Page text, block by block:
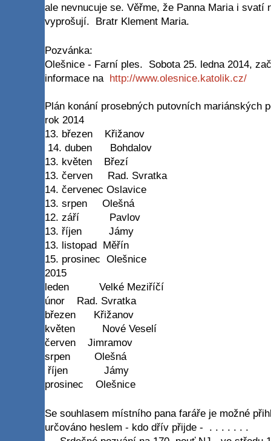
ale nevnucuje se. Věřme, že Panna Maria i svatí
vyprošují. Bratr Klement Maria.
Pozvánka:
Olešnice - Farní ples. Sobota 25. ledna 2014,
informace na http://www.olesnice.katolik.cz/
Plán konání prosebných putovních mariánských
rok 2014
13. březen Křižanov
14. duben Bohdalov
13. květen Březí
13. červen Rad. Svratka
14. červenec Oslavice
13. srpen Olešná
12. září Pavlov
13. říjen Jámy
13. listopad Měřín
15. prosinec Olešnice
2015
leden Velké Meziříčí
únor Rad. Svratka
březen Křižanov
květen Nové Veselí
červen Jimramov
srpen Olešná
říjen Jámy
prosinec Olešnice
Se souhlasem místního pana faráře je možné
určováno heslem - kdo dřív přijde - . . . . . . .